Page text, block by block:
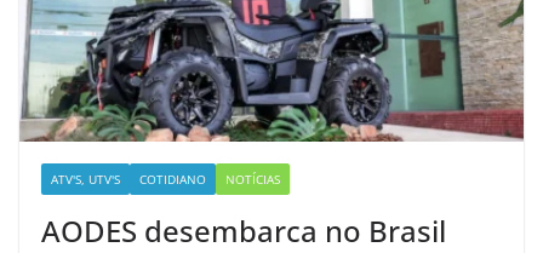
ATV'S, UTV'S COTIDIANO NOTÍCIAS
AODES desembarca no Brasil